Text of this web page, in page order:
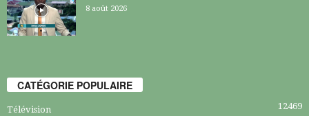
8 août 2026
CATÉGORIE POPULAIRE
Télévision 12469